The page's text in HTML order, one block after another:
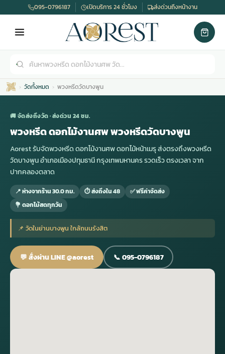
ดอกไม้หน้าศพ
ดอกไม้จัดงานศพ
จัดดอกไม้หน้าศพ
ดอกไม้หน้าหีบ
พวงหรีด กรุงเทพ
พวงหรีดราคา
สั่งพวงหรีด
ร้านพวงหรีด
มรุ
น้าเมรุ
มรุสีขาว
ไม้หน้าเมรุ
ไม้งานแต่ง
ไม้งานแต่ง ราคา
ไม้งานแต่ง ราคาถูก
ไม้งานแต่ง กรุงเทพ
พวงหรีดพัดลม
พวงหรีดพัดลม ราคา
พวงหรีดพัดลม ราคาถูก
พวงหรีดพัดลม กรุงเทพ
รับจัดงานศพ
รับจัดงานศพ ราคา
รับจัดงานศพ ครบวงจร
รับจัดงานศพ กรุงเทพ
095-0796187 เปิดบริการ 24 ชั่วโมง ส่งด่วนถึงหน้างาน
วัดทั้งหมด พวงหรีดวัดบางพูน
🚚 จัดส่งถึงวัด · ส่งด่วน 24 ชม.
พวงหรีด ดอกไม้งานศพ พวงหรีดวัดบางพูน
Aorest รับจัดพวงหรีด ดอกไม้งานศพ ดอกไม้หน้าเมรุ ส่งตรงถึงพวงหรีด
วัดบางพูน อำเภอเมืองปทุมธานี กรุงเทพมหานคร รวดเร็ว ตรงเวลา จาก
ปากคลองตลาด
📍 ห่างจากร้าน 30.0 กม. ⏱ ส่งถึงใน 48
✅ ฟรีค่าจัดส่ง
💐 ดอกไม้สดทุกวัน
📌 วัดในย่านบางพูน ใกล้ถนนรังสิต
💬 สั่งผ่าน LINE @aorest 📞 095-0796187